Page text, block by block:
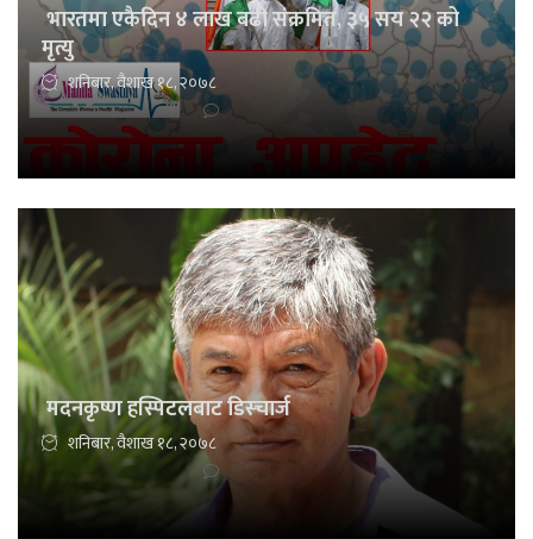
भारतमा एकैदिन ४ लाख बढी संक्रमित, ३५ सय २२ को
मृत्यु
शनिबार, वैशाख १८, २०७८
मदनकृष्ण हस्पिटलबाट डिस्चार्ज
शनिबार, वैशाख १८, २०७८